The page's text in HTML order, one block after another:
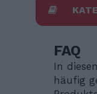
FAQ
In
häufig